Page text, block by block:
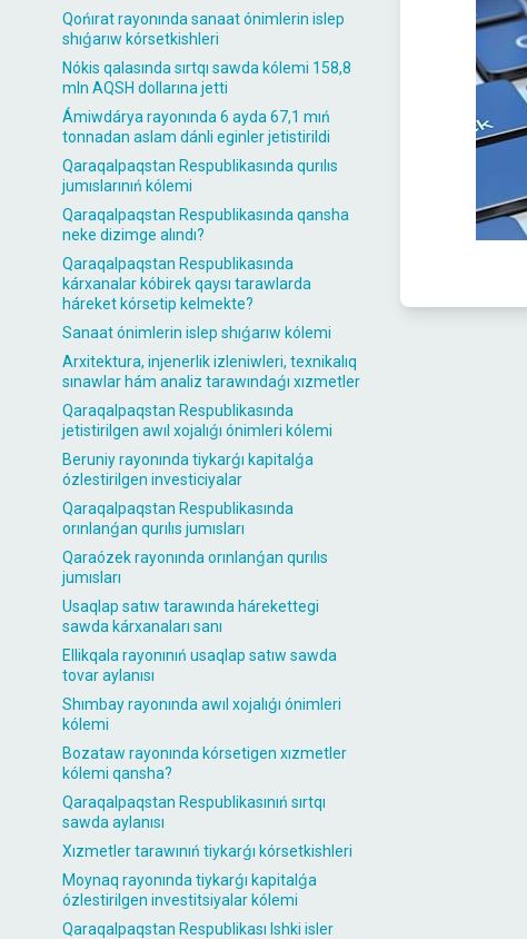
Qońırat rayonında sanaat ónimlerin islep
shıǵarıw kórsetkishleri
Nókis qalasında sırtqı sawda kólemi 158,8
mln AQSH dollarına jetti
Ámiwdárya rayonında 6 ayda 67,1 mıń
tonnadan aslam dánli eginler jetistirildi
Qaraqalpaqstan Respublikasında qurılıs
jumıslarınıń kólemi
Qaraqalpaqstan Respublikasında qansha
neke dizimge alındı?
Qaraqalpaqstan Respublikasında
kárxanalar kóbirek qaysı tarawlarda
háreket kórsetip kelmekte?
Sanaat ónimlerin islep shıǵarıw kólemi
Arxitektura, injenerlik izleniwleri, texnikalıq
sınawlar hám analiz tarawındaǵı xızmetler
Qaraqalpaqstan Respublikasında
jetistirilgen awıl xojalıǵı ónimleri kólemi
Beruniy rayonında tiykarǵı kapitalǵa
ózlestirilgen investiciyalar
Qaraqalpaqstan Respublikasında
orınlanǵan qurılıs jumısları
Qaraózek rayonında orınlanǵan qurılıs
jumısları
Usaqlap satıw tarawında hárekettegi
sawda kárxanaları sanı
Ellikqala rayonınıń usaqlap satıw sawda
tovar aylanısı
Shımbay rayonında awıl xojalıǵı ónimleri
kólemi
Bozataw rayonında kórsetigen xızmetler
kólemi qansha?
Qaraqalpaqstan Respublikasınıń sırtqı
sawda aylanısı
Xızmetler tarawınıń tiykarǵı kórsetkishleri
Moynaq rayonında tiykarǵı kapitalǵa
ózlestirilgen investitsiyalar kólemi
Qaraqalpaqstan Respublikası Ishki isler